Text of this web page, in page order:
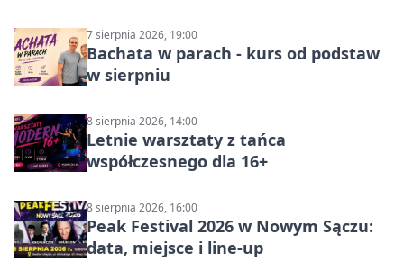
7 sierpnia 2026, 19:00
Bachata w parach - kurs od podstaw
w sierpniu
8 sierpnia 2026, 14:00
Letnie warsztaty z tańca
współczesnego dla 16+
8 sierpnia 2026, 16:00
Peak Festival 2026 w Nowym Sączu:
data, miejsce i line-up